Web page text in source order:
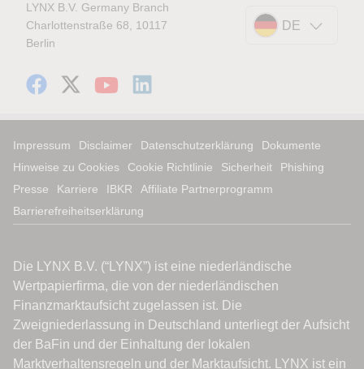
LYNX B.V. Germany Branch
Charlottenstraße 68, 10117
Berlin
DE
Impressum Disclaimer Datenschutzerklärung
Dokumente
Hinweise zu Cookies
Cookie Richtlinie Sicherheit
Phishing
Presse
Karriere IBKR
Affiliate Partnerprogramm
Barrierefreiheitserklärung